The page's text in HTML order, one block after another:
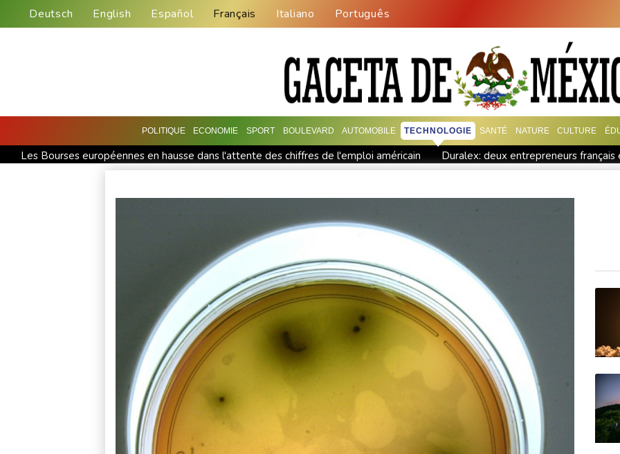
Deutsch English Español Français Italiano Português
POLITIQUE ECONOMIE SPORT BOULEVARD AUTOMOBILE TECHNOLOGIE SANTÉ NATURE CULTURE
Les Bourses européennes en hausse dans l'attente des chiffres de l'emploi américain
Duralex: deux entrepreneurs
"Retour en force" progressif de la chaleur dans les prochains jours en France
Le chômage progresse une nouvelle fois en
Thaïlande: un adolescent tue ses grands-parents puis cinq personnes dans son lycée
Un cas de rougeole signalé au parc d'attractions Universal Studios en Californie
En Afrique du Sud, après l'exil massif de